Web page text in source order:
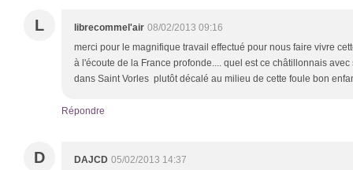
L librecommel'air 08/02/2013 09:16
merci pour le magnifique travail effectué pour nous faire vivre
à l'écoute de la France profonde.... quel est ce châtillonnais
dans Saint Vorles plutôt décalé au milieu de cette foule bon
Répondre
D DAJCD 05/02/2013 14:37